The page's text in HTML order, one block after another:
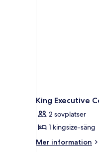
King Executive
2 sovplatser
1 kingsize-säng
Mer information
Mer